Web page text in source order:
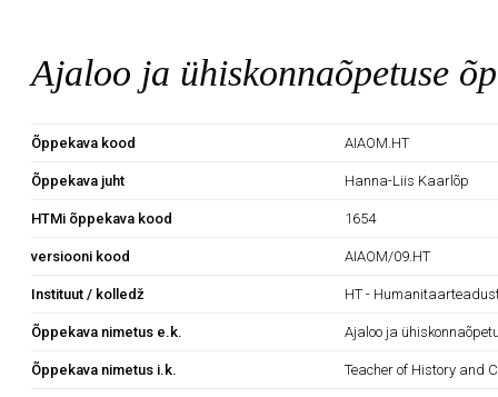
Ajaloo ja ühiskonnaõpetuse
Õppekava kood AIAOM.HT
Õppekava juht Hanna-Liis Kaarlõp
HTMi õppekava kood 1654
versiooni kood AIAOM/09.HT
Instituut / kolledž HT -
Õppekava nimetus e.k. Ajaloo ja
Õppekava nimetus i.k. Teacher of History and